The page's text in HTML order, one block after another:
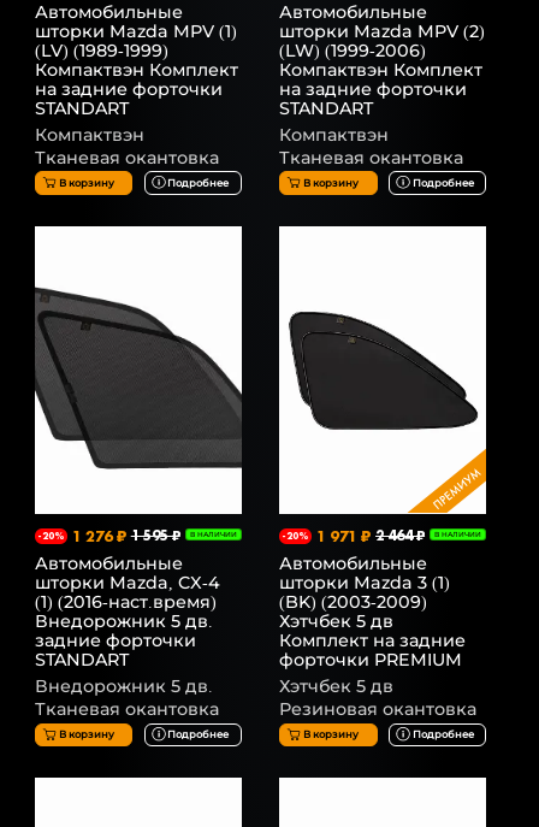
Автомобильные
шторки Mazda MPV (1)
(LV) (1989-1999)
Компактвэн Комплект
на задние форточки
STANDART
Компактвэн
Тканевая окантовка
В корзину Подробнее
Автомобильные
шторки Mazda MPV (2)
(LW) (1999-2006)
Компактвэн Комплект
на задние форточки
STANDART
Компактвэн
Тканевая окантовка
В корзину Подробнее
-20% 1 276 ₽ 1 595 ₽ В НАЛИЧИИ
Автомобильные
шторки Mazda, CX-4
(1) (2016-наст.время)
Внедорожник 5 дв.
задние форточки
STANDART
Внедорожник 5 дв.
Тканевая окантовка
В корзину Подробнее
-20% 1 971 ₽ 2 464 ₽ В НАЛИЧИИ
Автомобильные
шторки Mazda 3 (1)
(BK) (2003-2009)
Хэтчбек 5 дв
Комплект на задние
форточки PREMIUM
Хэтчбек 5 дв
Резиновая окантовка
В корзину Подробнее